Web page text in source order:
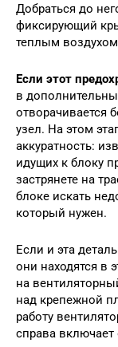
Добраться до
фиксирующий
теплым
Если этот
в
отворачивается
узел. На этом
аккуратность:
идущих к блоку
застрянете на
блоке искать
который нужен.
Если и эта
они находятся в
на
над крепежной
работу
справа